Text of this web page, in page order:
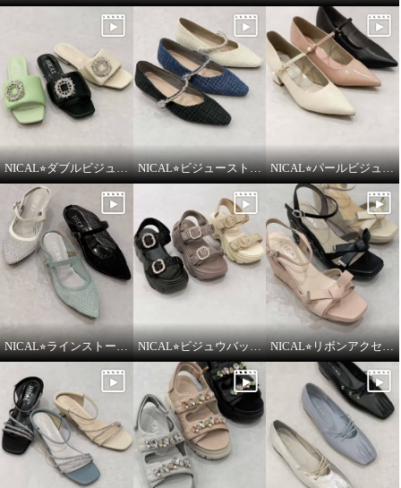
NICAL⭐︎ダブルビジューパデッドミュールサンダルをご紹介いたします。 NICAL⭐︎ビジューストラップツィードパンプスをご紹介いたします。 NICAL⭐︎パールビジュウアクセントメリージェーンパンプスをご紹介いたします。
NICAL⭐︎ラインストーンシアーミュールをご紹介いたします。 NICAL⭐︎ビジュウバックル×サテンベルトボリュームをご紹介いたします。 NICAL⭐︎リボンアクセントキルティングサンダルをご紹介いたします。